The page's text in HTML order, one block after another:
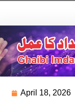
April 18, 2026